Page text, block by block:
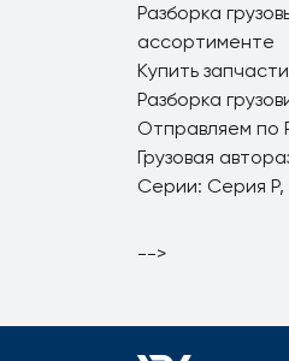
Разборка
ассортименте
Купить
Разборка
Отправляем по
Грузовая
Серии: Серия
-->